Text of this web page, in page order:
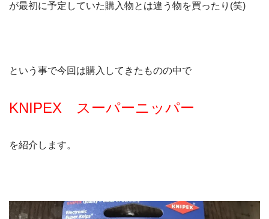
が最初に予定していた購入物とは違う物を買ったり(笑)
という事で今回は購入してきたものの中で
KNIPEX スーパーニッパー
を紹介します。